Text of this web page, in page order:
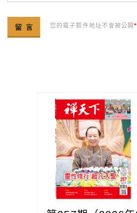
您的電子郵件地址不會被公開*